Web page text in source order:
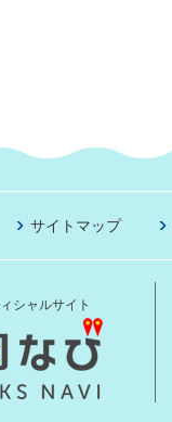
サイトマップ
シャルサイト